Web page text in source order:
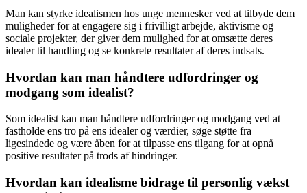
Man kan styrke idealismen hos unge mennesker ved at tilbyde dem
muligheder for at engagere sig i frivilligt arbejde, aktivisme og
sociale projekter, der giver dem mulighed for at omsætte deres
idealer til handling og se konkrete resultater af deres indsats.
Hvordan kan man håndtere udfordringer og
modgang som idealist?
Som idealist kan man håndtere udfordringer og modgang ved at
fastholde ens tro på ens idealer og værdier, søge støtte fra
ligesindede og være åben for at tilpasse ens tilgang for at opnå
positive resultater på trods af hindringer.
Hvordan kan idealisme bidrage til personlig vækst